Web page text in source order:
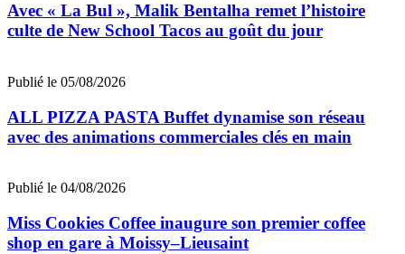
Avec « La Bul », Malik Bentalha remet l’histoire
culte de New School Tacos au goût du jour
Publié le 05/08/2026
ALL PIZZA PASTA Buffet dynamise son réseau
avec des animations commerciales clés en main
Publié le 04/08/2026
Miss Cookies Coffee inaugure son premier coffee
shop en gare à Moissy–Lieusaint